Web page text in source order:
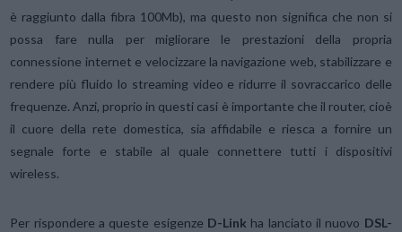
è raggiunto dalla fibra 100Mb), ma questo non significa che non si
possa fare nulla per migliorare le prestazioni della propria
connessione internet e velocizzare la navigazione web, stabilizzare e
rendere più fluido lo streaming video e ridurre il sovraccarico delle
frequenze. Anzi, proprio in questi casi è importante che il router, cioè
il cuore della rete domestica, sia affidabile e riesca a fornire un
segnale forte e stabile al quale connettere tutti i dispositivi
wireless.
Per rispondere a queste esigenze D-Link ha lanciato il nuovo DSL-